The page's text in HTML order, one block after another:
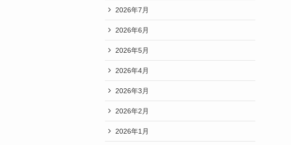
2026年7月
2026年6月
2026年5月
2026年4月
2026年3月
2026年2月
2026年1月